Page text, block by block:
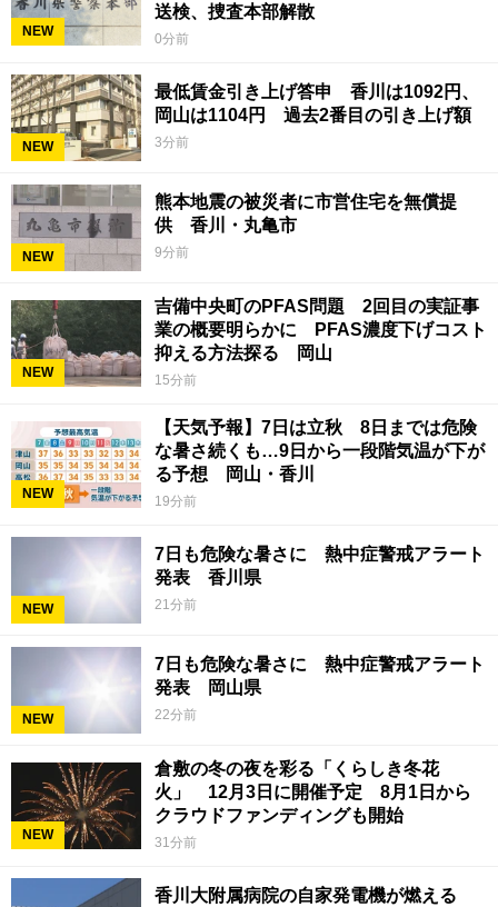
NEW
送検、捜査本部解散
0分前
NEW
最低賃金引き上げ答申 香川は1092円、
岡山は1104円 過去2番目の引き上げ額
3分前
NEW
熊本地震の被災者に市営住宅を無償提
供 香川・丸亀市
9分前
NEW
吉備中央町のPFAS問題 2回目の実証事
業の概要明らかに PFAS濃度下げコスト
抑える方法探る 岡山
15分前
NEW
【天気予報】7日は立秋 8日までは危険
な暑さ続くも…9日から一段階気温が下が
る予想 岡山・香川
19分前
NEW
7日も危険な暑さに 熱中症警戒アラート
発表 香川県
21分前
NEW
7日も危険な暑さに 熱中症警戒アラート
発表 岡山県
22分前
NEW
倉敷の冬の夜を彩る「くらしき冬花
火」 12月3日に開催予定 8月1日から
クラウドファンディングも開始
31分前
香川大附属病院の自家発電機が燃える